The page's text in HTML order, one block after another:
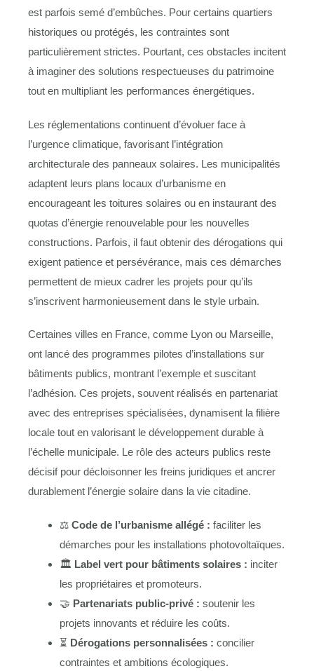
est parfois semé d’embûches. Pour certains quartiers
historiques ou protégés, les contraintes sont
particulièrement strictes. Pourtant, ces obstacles incitent
à imaginer des solutions respectueuses du patrimoine
tout en multipliant les performances énergétiques.
Les réglementations continuent d’évoluer face à
l’urgence climatique, favorisant l’intégration
architecturale des panneaux solaires. Les municipalités
adaptent leurs plans locaux d’urbanisme en
encourageant les toitures solaires ou en instaurant des
quotas d’énergie renouvelable pour les nouvelles
constructions. Parfois, il faut obtenir des dérogations qui
exigent patience et persévérance, mais ces démarches
permettent de mieux cadrer les projets pour qu’ils
s’inscrivent harmonieusement dans le style urbain.
Certaines villes en France, comme Lyon ou Marseille,
ont lancé des programmes pilotes d’installations sur
bâtiments publics, montrant l’exemple et suscitant
l’adhésion. Ces projets, souvent réalisés en partenariat
avec des entreprises spécialisées, dynamisent la filière
locale tout en valorisant le développement durable à
l’échelle municipale. Le rôle des acteurs publics reste
décisif pour décloisonner les freins juridiques et ancrer
durablement l’énergie solaire dans la vie citadine.
⚖️ Code de l’urbanisme allégé : faciliter les
démarches pour les installations photovoltaïques.
🏛 Label vert pour bâtiments solaires : inciter
les propriétaires et promoteurs.
🤝 Partenariats public-privé : soutenir les
projets innovants et réduire les coûts.
⏳ Dérogations personnalisées : concilier
contraintes et ambitions écologiques.